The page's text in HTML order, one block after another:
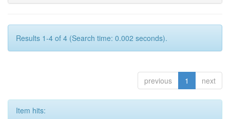
Results 1-4 of 4 (Search time: 0.002 seconds).
previous 1 next
Item hits: